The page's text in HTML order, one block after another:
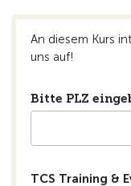
An diesem Kurs
uns auf!
Bitte PLZ
TCS Training &